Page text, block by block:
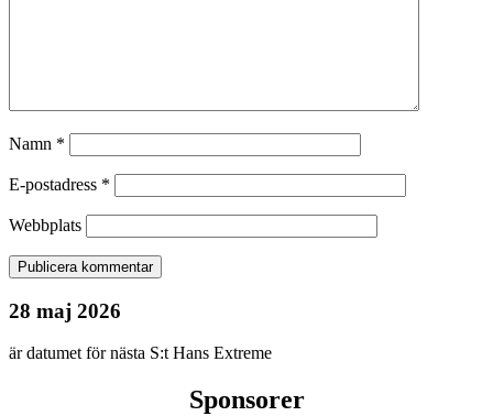
Namn *
E-postadress *
Webbplats
28 maj 2026
är datumet för nästa S:t Hans Extreme
Sponsorer